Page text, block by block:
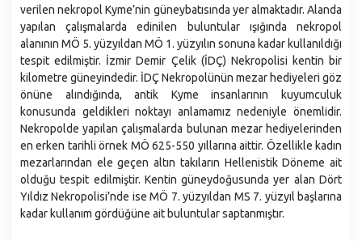
verilen nekropol Kyme’nin güneybatısında yer almaktadır. Alanda
yapılan çalışmalarda edinilen buluntular ışığında nekropol
alanının MÖ 5. yüzyıldan MÖ 1. yüzyılın sonuna kadar kullanıldığı
tespit edilmiştir. İzmir Demir Çelik (İDÇ) Nekropolisi kentin bir
kilometre güneyindedir. İDÇ Nekropolünün mezar hediyeleri göz
önüne alındığında, antik Kyme insanlarının kuyumculuk
konusunda geldikleri noktayı anlamamız nedeniyle önemlidir.
Nekropolde yapılan çalışmalarda bulunan mezar hediyelerinden
en erken tarihli örnek MÖ 625-550 yıllarına aittir. Özellikle kadın
mezarlarından ele geçen altın takıların Hellenistik Döneme ait
olduğu tespit edilmiştir. Kentin güneydoğusunda yer alan Dört
Yıldız Nekropolisi’nde ise MÖ 7. yüzyıldan MS 7. yüzyıl başlarına
kadar kullanım gördüğüne ait buluntular saptanmıştır.